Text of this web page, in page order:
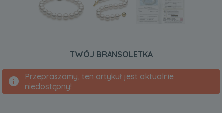
TWÓJ BRANSOLETKA
Przepraszamy, ten artykuł jest aktualnie
niedostępny!